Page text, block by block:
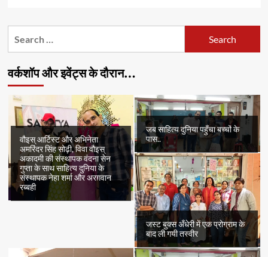
क्या
?
वर्कशॉप और इवेंट्स के दौरान…
वौइस् आर्टिस्ट और अभिनेता
अमरिंदर सिंह सोढ़ी, विवा वौइस्
अकादमी की संस्थापक वंदना सेन
गुप्ता के साथ साहित्य दुनिया के
संस्थापक नेहा शर्मा और अरग़वान
रब्बही
जब साहित्य दुनिया पहुँचा बच्चों के
पास..
जस्ट बुक्स अँधेरी में एक प्रोग्राम के
बाद ली गयी तस्वीर